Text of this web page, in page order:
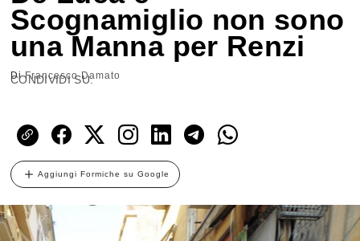
Scognamiglio non sono
una Manna per Renzi
DiFrancesco Damato
CONDIVIDI SU:
Aggiungi Formiche su Google